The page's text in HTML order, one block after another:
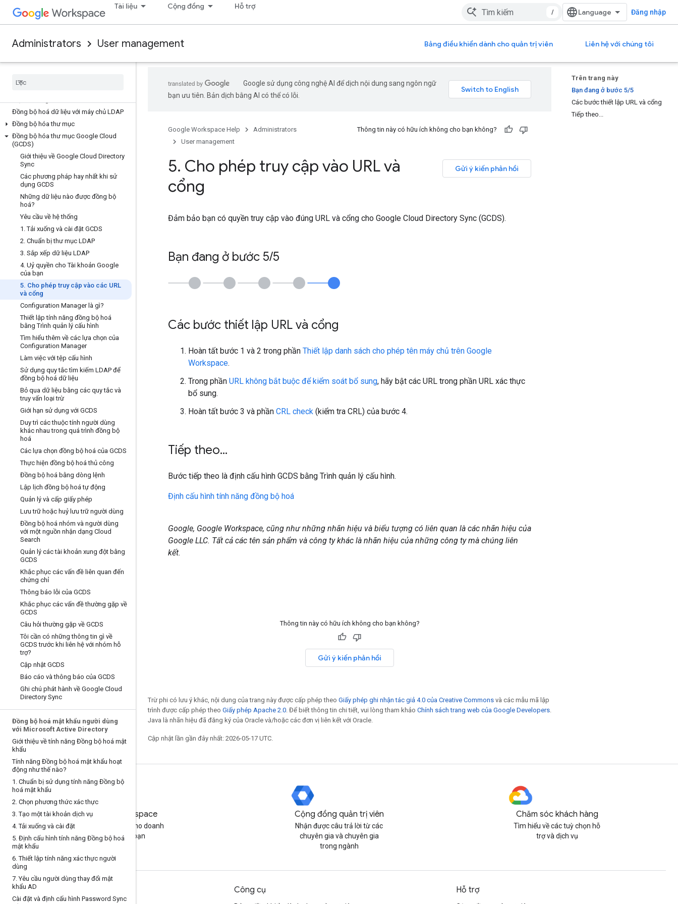
Tài liệu Cộng đồng Hỗ trợ
/ Đăng nhập
Administrators User management Bảng điều khiển dành cho quản trị viên Liên hệ với chúng tôi
Ngăn chặn việc tạo tài khoản người
dùng không được quản lý
Trước khi sử dụng công cụ chuyển
Sử dụng công cụ chuyển để di chuyển
người dùng không được quản lý
Đồng bộ hoá dữ liệu với máy chủ LDAP
Đồng bộ hóa thư mục
Đồng bộ hóa thư mục Google Cloud
(GCDS)
Giới thiệu về Google Cloud Directory
Sync
Các phương pháp hay nhất khi sử
dụng GCDS
Những dữ liệu nào được đồng bộ
hoá?
Yêu cầu về hệ thống
1 .Tải xuống và cài đặt GCDS
2. Chuẩn bị thư mục LDAP
3. Sắp xếp dữ liệu LDAP
4. Uỷ quyền cho Tài khoản Google
của bạn
5. Cho phép truy cập vào các URL
và cổng
Configuration Manager là gì?
Thiết lập tính năng đồng bộ hoá
bằng Trình quản lý cấu hình
Tìm hiểu thêm về các lựa chọn của
Configuration Manager
Làm việc với tệp cấu hình
Sử dụng quy tắc tìm kiếm LDAP để
đồng bộ hoá dữ liệu
Bỏ qua dữ liệu bằng các quy tắc và
truy vấn loại trừ
Giới hạn sử dụng với GCDS
Duy trì các thuộc tính người dùng
khác nhau trong quá trình đồng bộ
hoá
Các lựa chọn đồng bộ hoá của GCDS
Thực hiện đồng bộ hoá thủ công
Đồng bộ hoá bằng dòng lệnh
Lập lịch đồng bộ hoá tự động
Quản lý và cấp giấy phép
Lưu trữ hoặc huỷ lưu trữ người dùng
Đồng bộ hoá nhóm và người dùng
với một nguồn nhận dạng Cloud
Search
Quản lý các tài khoản xung đột bằng
GCDS
Khắc phục các vấn đề liên quan đến
chứng chỉ
Thông báo lỗi của GCDS
Khắc phục các vấn đề thường gặp về
GCDS
Câu hỏi thường gặp về GCDS
Tôi cần có những thông tin gì về
GCDS trước khi liên hệ với nhóm hỗ
trợ?
Cập nhật GCDS
Báo cáo và thông báo của GCDS
Ghi chú phát hành về Google Cloud
Directory Sync
Đồng bộ hoá mật khẩu người dùng
với Microsoft Active Directory
Giới thiệu về tính năng Đồng bộ hoá mật
khẩu
Tính năng Đồng bộ hoá mật khẩu hoạt
động như thế nào?
1 . Chuẩn bị sử dụng tính năng Đồng bộ
hoá mật khẩu
2. Chọn phương thức xác thực
3.Tạo một tài khoản dịch vụ
4.Tải xuống và cài đặt
5. Định cấu hình tính năng Đồng bộ hoá
mật khẩu
6.Thiết lập tính năng xác thực người
dùng
7.Yêu cầu người dùng thay đổi mật
khẩu AD
Cài đặt và định cấu hình Password Sync
Trên trang này
Bạn đang ở bước 5/5
Các bước thiết lập URL và cổng
Tiếp theo...
Google sử dụng công nghệ AI để dịch nội dung sang ngôn ngữ
bạn ưu tiên. Bản dịch bằng AI có thể có lỗi.
Google Workspace Help
Administrators
User management
Thông tin này có hữu ích không cho bạn không?
Gửi ý kiến phản hồi
5. Cho phép truy cập vào URL và
cổng
Đảm bảo bạn có quyền truy cập vào đúng URL và cổng cho Google Cloud Directory Sync (GCDS).
Bạn đang ở bước 5/5
Các bước thiết lập URL và cổng
Hoàn tất bước 1 và 2 trong phần Thiết lập danh sách cho phép tên máy chủ trên Google
Workspace.
Trong phần URL không bắt buộc để kiểm soát bổ sung, hãy bật các URL trong phần URL xác thực
bổ sung.
Hoàn tất bước 3 và phần CRL check (kiểm tra CRL) của bước 4.
Tiếp theo...
Bước tiếp theo là định cấu hình GCDS bằng Trình quản lý cấu hình.
Định cấu hình tính năng đồng bộ hoá
Google, Google Workspace, cũng như những nhãn hiệu và biểu tượng có liên quan là các nhãn hiệu của
Google LLC. Tất cả các tên sản phẩm và công ty khác là nhãn hiệu của những công ty mà chúng liên
kết.
Thông tin này có hữu ích không cho bạn không?
Gửi ý kiến phản hồi
Trừ phi có lưu ý khác, nội dung của trang này được cấp phép theo Giấy phép ghi nhận tác giả 4.0 của Creative Commons và các mẫu mã lập
trình được cấp phép theo Giấy phép Apache 2.0. Để biết thông tin chi tiết, vui lòng tham khảo Chính sách trang web của Google Developers.
Java là nhãn hiệu đã đăng ký của Oracle và/hoặc các đơn vị liên kết với Oracle.
Cập nhật lần gần đây nhất: 2026-05-17 UTC.
Google Workspace
Tìm gói phù hợp cho doanh
nghiệp của bạn
Cộng đồng quản trị viên
Nhận được câu trả lời từ các
chuyên gia và chuyên gia
trong ngành
Chăm sóc khách hàng
Tìm hiểu về các tuỳ chọn hỗ
trợ và dịch vụ
Tài liệu và đào tạo Công cụ Hỗ trợ